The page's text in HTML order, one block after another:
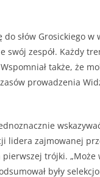
słów Grosickiego w
zespół. Każdy
także, że
prowadzenia
lidera zajmowanej
trójki. „Może
były